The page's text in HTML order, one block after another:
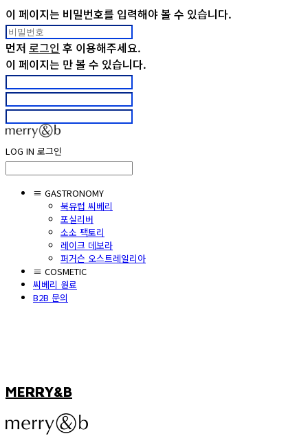
이 페이지는 비밀번호를 입력해야 볼 수 있습니다.
먼저 로그인 후 이용해주세요.
이 페이지는 만 볼 수 있습니다.
LOG IN 로그인
≡ GASTRONOMY
북유럽 씨베리
포실리버
소소 팩토리
레이크 데보라
퍼거슨 오스트레일리아
≡ COSMETIC
씨베리 원료
B2B 문의
MERRY&B